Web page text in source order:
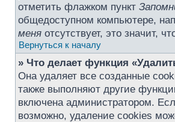
отметить флажком пункт
общедоступном компьютере,
меня отсутствует, это значит,
Вернуться к началу
» Что делает функция
Она удаляет все созданные
также выполняют другие
включена администратором.
возможно, удаление cookies